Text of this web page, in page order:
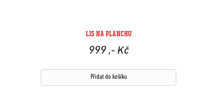
LIS NA PLANCHU
999 ,- Kč
Přidat do košíku